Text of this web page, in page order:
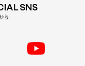
SNS
ら